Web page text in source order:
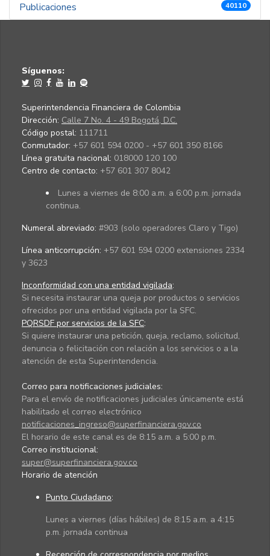
Publicaciones 40110
Síguenos:
Superintendencia Financiera de Colombia
Dirección: Calle 7 No. 4 - 49 Bogotá, D.C.
Código postal: 111711
Conmutador: +57 601 594 0200 - +57 601 350 8166
Línea gratuita nacional: 018000 120 100
Centro de contacto: +57 601 307 8042
Lunes a viernes de 8:00 a.m. a 6:00 p.m. jornada
continua.
Numeral abreviado: #903 (solo operadores Claro y Tigo)
Línea anticorrupción: +57 601 594 0200 extensiones 2334
y 3623
Inconformidad con una entidad vigilada:
Si necesita instaurar una queja por productos o servicios
ofrecidos por una entidad vigilada por la SFC.
PQRSDF por servicios de la SFC:
Si quiere instaurar una petición, queja, reclamo, solicitud,
denuncia o felicitación con relación a los servicios o a la
atención de esta Superintendencia.
Correo para notificaciones judiciales:
Para el envío de notificaciones judiciales únicamente está
habilitado el correo electrónico
notificaciones_ingreso@superfinanciera.gov.co
El horario de este canal es de 8:15 a.m. a 5:00 p.m.
Correo institucional:
super@superfinanciera.gov.co
Horario de atención
Punto Ciudadano:
Lunes a viernes (días hábiles) de 8:15 a.m. a 4:15
p.m. jornada continua